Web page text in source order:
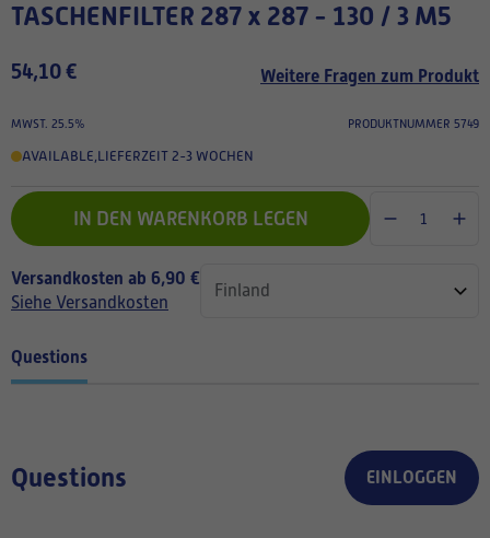
TASCHENFILTER 287 x 287 - 130 / 3 M5
54,10 € Weitere Fragen zum Produkt
MWST. 25.5% PRODUKTNUMMER 5749
AVAILABLE,LIEFERZEIT 2-3 WOCHEN
IN DEN WARENKORB LEGEN
Versandkosten ab 6,90 €
Siehe Versandkosten
Questions
Questions EINLOGGEN